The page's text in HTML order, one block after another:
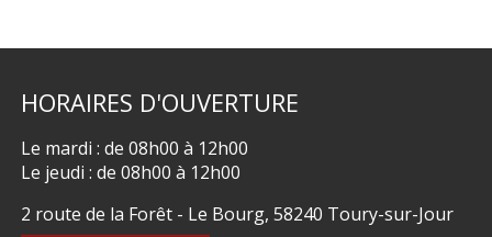
HORAIRES D'OUVERTURE
Le mardi : de 08h00 à 12h00
Le jeudi : de 08h00 à 12h00
2 route de la Forêt - Le Bourg, 58240 Toury-sur-Jour